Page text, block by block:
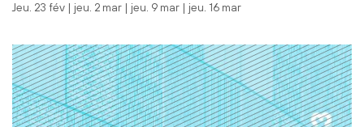
jeu. 23 fév | jeu. 2 mar | jeu. 9 mar | jeu. 16 mar